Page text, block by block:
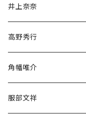
文学・小説・物語
随筆・ノンフィクション・その他
井上奈奈
高野秀行
角幡唯介
服部文祥